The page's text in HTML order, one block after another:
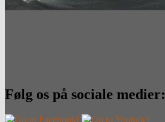
Følg os på sociale medier: